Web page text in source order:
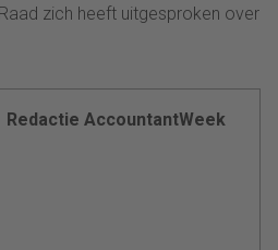
zich heeft uitgesproken over
Redactie AccountantWeek